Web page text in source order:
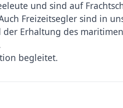
und sind auf
Freizeitsegler sind in
Erhaltung des
begleitet.